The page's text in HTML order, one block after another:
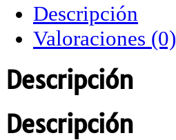
Descripción
Valoraciones (0)
Descripción
Descripción